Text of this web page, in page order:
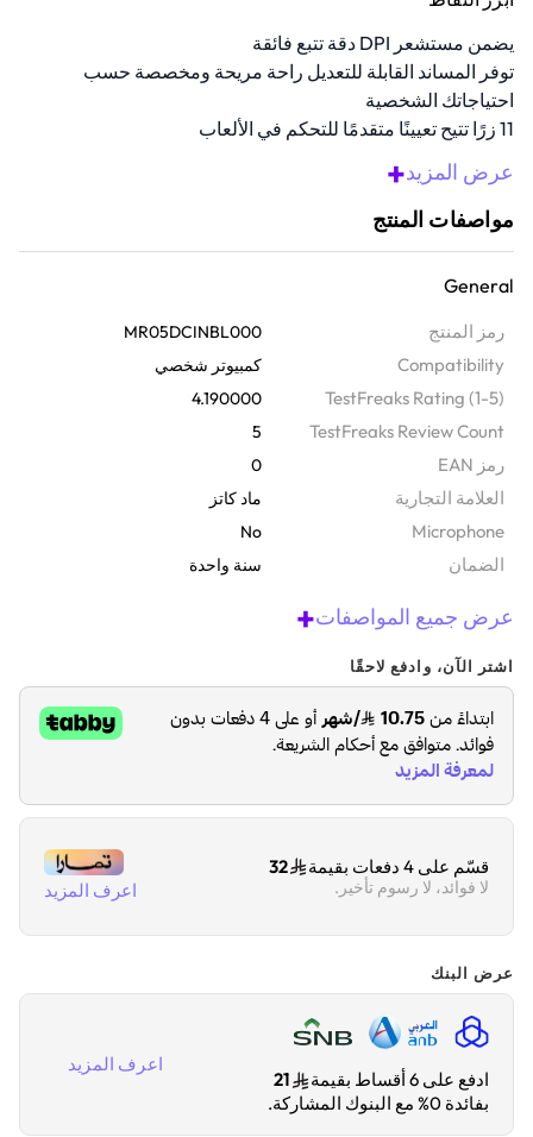
يضمن مستشعر DPI دقة تتبع فائقة
توفر المساند القابلة للتعديل راحة مريحة ومخصصة حسب
احتياجاتك الشخصية
11 زرًا تتيح تعيينًا متقدمًا للتحكم في الألعاب
ملفات تعريف مدمجة لحفظ الإعدادات وتبديلها على الفور
اتصال سلكي للاستخدام الفوري
نظرة عامة
استمتع بالدقة والقوة مع فأرة الألعاب السلكية البصرية هذه. مزودة
ساعات طويلة من اللعب المكثف مع الحفاظ على أعلى مستويات الراحة
والأداء.
عرض المزيد+
مواصفات المنتج
General
رمز المنتج MR05DCINBL000
Compatibility كمبيوتر شخصي
TestFreaks Rating (1-5)
4.190000
TestFreaks Review Count
5
رمز EAN 0
‫العلامة التجارية ماد كاتز
Microphone
No
الضمان‬ سنة واحدة
عرض جميع المواصفات+
اشتر الآن، وادفع لاحقًا
قسّم على 4 دفعات بقيمة 32
لا فوائد، لا رسوم تأخير. اعرف المزيد
عرض البنك
ادفع على 6 أقساط بقيمة
21
بفائدة 0% مع البنوك المشاركة.
اعرف المزيد